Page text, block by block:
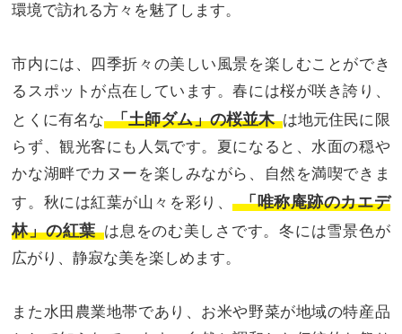
環境で訪れる方々を魅了します。
市内には、四季折々の美しい風景を楽しむことができ
るスポットが点在しています。春には桜が咲き誇り、
とくに有名な 「土師ダム」の桜並木 は地元住民に限
らず、観光客にも人気です。夏になると、水面の穏や
かな湖畔でカヌーを楽しみながら、自然を満喫できま
す。秋には紅葉が山々を彩り、 「唯称庵跡のカエデ
林」の紅葉 は息をのむ美しさです。冬には雪景色が
広がり、静寂な美を楽しめます。
また水田農業地帯であり、お米や野菜が地域の特産品